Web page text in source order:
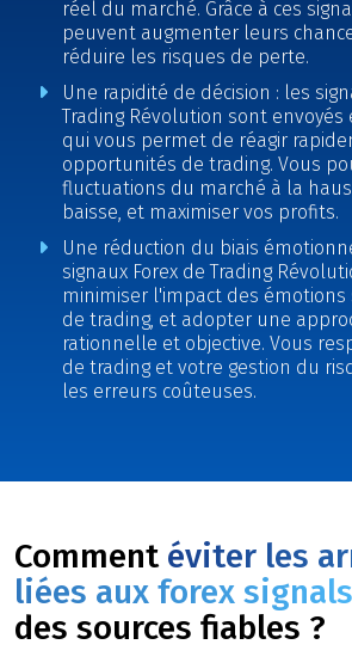
réel du marché. Grâce à ces
peuvent augmenter leurs
réduire les risques de perte.
Une rapidité de décision : les
Trading Révolution sont
qui vous permet de réagir
opportunités de trading. Vous
fluctuations du marché à la
baisse, et maximiser vos profits.
Une réduction du biais
signaux Forex de Trading
minimiser l'impact des émotions
de trading, et adopter une
rationnelle et objective. Vous
de trading et votre gestion du
les erreurs coûteuses.
Comment éviter les
liées aux forex signals
des sources fiables ?